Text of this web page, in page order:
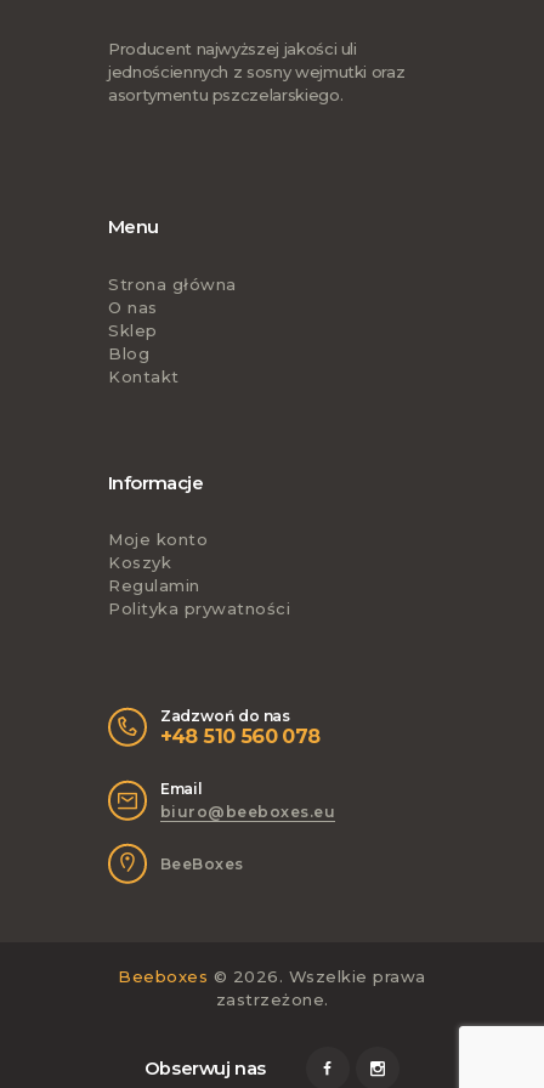
Producent najwyższej jakości uli
jednościennych z sosny wejmutki oraz
asortymentu pszczelarskiego.
Menu
Strona główna
O nas
Sklep
Blog
Kontakt
Informacje
Moje konto
Koszyk
Regulamin
Polityka prywatności
Zadzwoń do nas
+48 510 560 078
Email
biuro@beeboxes.eu
BeeBoxes
Beeboxes © 2026. Wszelkie prawa
zastrzeżone.
Obserwuj nas